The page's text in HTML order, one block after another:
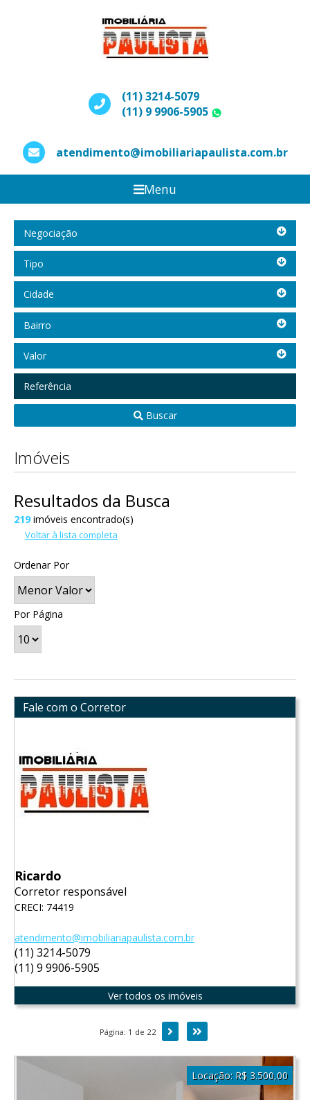
(11) 3214-5079
(11) 9 9906-5905
atendimento@imobiliariapaulista.com.br
Menu
Negociação
Tipo
Cidade
Cidade
Bairro
Valor
Referência
Buscar
Imóveis
Resultados da Busca
219 imóveis encontrado(s)
Voltar à lista completa
Ordenar Por
Por Página
Fale com o Corretor
Ricardo
Corretor responsável
CRECI: 74419
atendimento@imobiliariapaulista.com.br
(11) 3214-5079
(11) 9 9906-5905
Ver todos os imóveis
Página: 1 de 22 PróximaÚltima
Locação: R$ 3.500,00